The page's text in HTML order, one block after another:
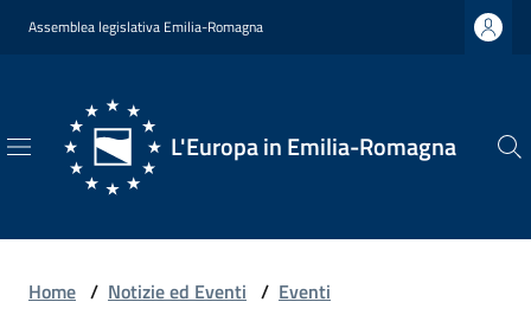
Vai al contenuto
Vai alla navigazione
Vai al footer
Assemblea legislativa Emilia-Romagna
L'Europa in Emilia-Romagna
L'Europa
Romagna
Home / Notizie ed Eventi / Eventi